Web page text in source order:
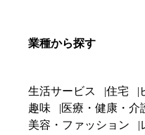
業種から探す
生活サービス 住宅
趣味
医療・健康・介
美容・ファッション